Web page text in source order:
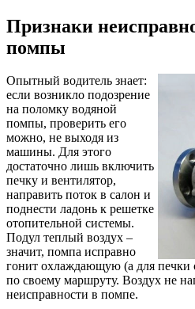
Признаки
помпы
Опытный водитель знает:
если возникло подозрение
на поломку водяной
помпы, проверить его
можно, не выходя из
машины. Для этого
достаточно лишь включить
печку и вентилятор,
направить поток в салон и
поднести ладонь к решетке
отопительной системы.
Подул теплый воздух –
значит, помпа исправно
гонит охлаждающую (а для
по своему маршруту. Воздух не
неисправности в помпе.